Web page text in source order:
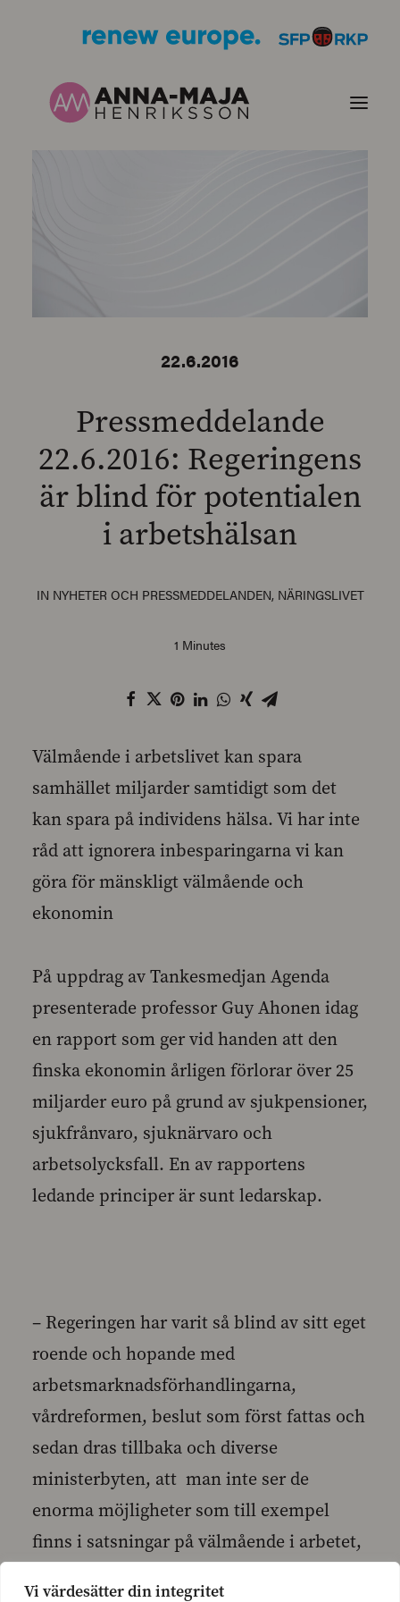
Vi värdesätter din integritet
SEARCH
22.6.2016
Pressmeddelande
22.6.2016: Regeringens
är blind för potentialen
i arbetshälsan
IN NYHETER OCH PRESSMEDDELANDEN, NÄRINGSLIVET
1 Minutes
Välmående i arbetslivet kan spara
samhället miljarder samtidigt som det
kan spara på individens hälsa. Vi har inte
råd att ignorera inbesparingarna vi kan
göra för mänskligt välmående och
ekonomin
På uppdrag av Tankesmedjan Agenda
presenterade professor Guy Ahonen idag
en rapport som ger vid handen att den
finska ekonomin årligen förlorar över 25
miljarder euro på grund av sjukpensioner,
sjukfrånvaro, sjuknärvaro och
arbetsolycksfall. En av rapportens
ledande principer är sunt ledarskap.
– Regeringen har varit så blind av sitt eget
roende och hopande med
arbetsmarknadsförhandlingarna,
vårdreformen, beslut som först fattas och
sedan dras tillbaka och diverse
ministerbyten, att man inte ser de
enorma möjligheter som till exempel
finns i satsningar på välmående i arbetet,